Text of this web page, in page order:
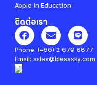
Apple in Education
ติดต่อเรา
F
a
c
e
E
n
v
e
L
i
n
e
Phone: (+66) 2 679 8877
Email: sales@blesssky.com